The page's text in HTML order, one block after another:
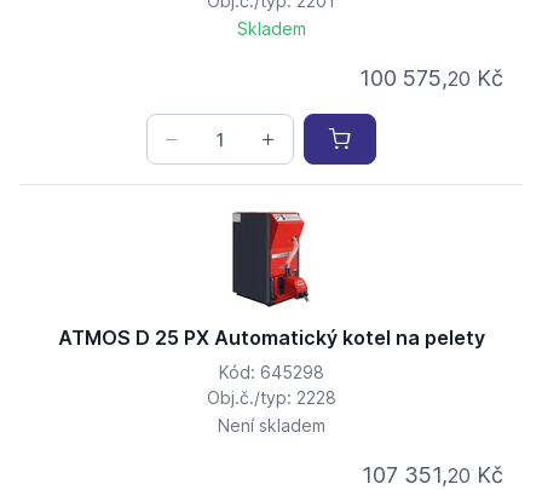
Skladem
100 575,20 Kč
ATMOS D 25 PX Automatický kotel na pelety
Kód: 645298
Obj.č./typ: 2228
Není skladem
107 351,20 Kč